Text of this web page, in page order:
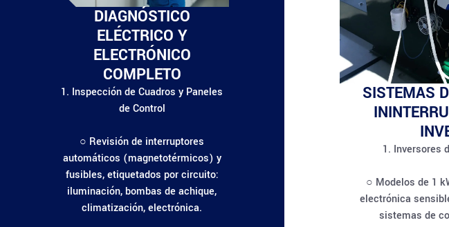
DIAGNÓSTICO
ELÉCTRICO Y
ELECTRÓNICO
COMPLETO
1. Inspección de Cuadros y Paneles
de Control
○ Revisión de interruptores
automáticos (magnetotérmicos) y
fusibles, etiquetados por circuito:
iluminación, bombas de achique,
climatización, electrónica.
SISTEMAS
1. Inversores
○ Modelos de 1
electrónica
sistemas de